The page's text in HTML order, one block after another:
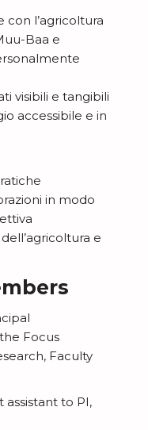
con l’agricoltura
Baa e
visibili e tangibili
accessibile e in
in modo
e
Focus
Faculty
assistant to PI,